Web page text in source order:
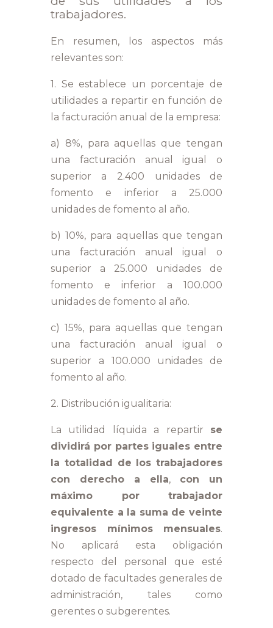
trabajadores.
En resumen, los aspectos más
relevantes son:
1. Se establece un porcentaje de
utilidades a repartir en función de
la facturación anual de la empresa:
a) 8%, para aquellas que tengan
una facturación anual igual o
superior a 2.400 unidades de
fomento e inferior a 25.000
unidades de fomento al año.
b) 10%, para aquellas que tengan
una facturación anual igual o
superior a 25.000 unidades de
fomento e inferior a 100.000
unidades de fomento al año.
c) 15%, para aquellas que tengan
una facturación anual igual o
superior a 100.000 unidades de
fomento al año.
2. Distribución igualitaria:
La utilidad líquida a repartir se
dividirá por partes iguales entre
la totalidad de los trabajadores
con derecho a ella, con un
máximo por trabajador
equivalente a la suma de veinte
ingresos mínimos mensuales.
No aplicará esta obligación
respecto del personal que esté
dotado de facultades generales de
administración, tales como
gerentes o subgerentes.